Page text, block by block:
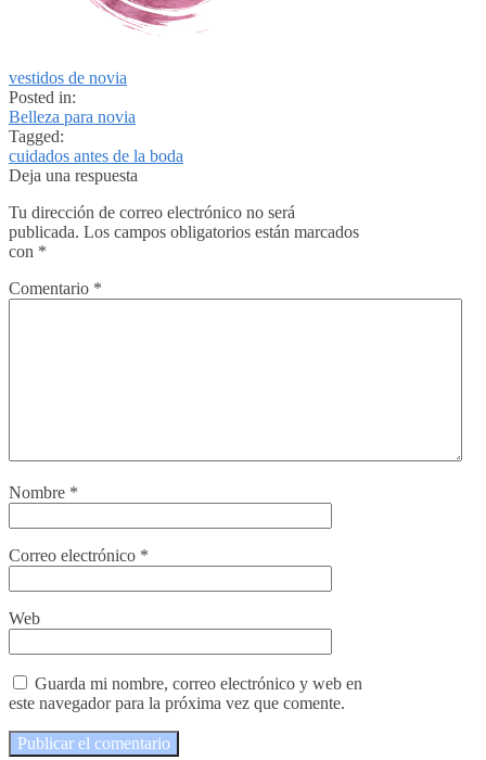
vestidos de novia
Posted in:
Belleza para novia
Tagged:
cuidados antes de la boda
Deja una respuesta
Tu dirección de correo electrónico no será
publicada. Los campos obligatorios están marcados
con *
Comentario *
Nombre *
Correo electrónico *
Web
Guarda mi nombre, correo electrónico y web en
este navegador para la próxima vez que comente.